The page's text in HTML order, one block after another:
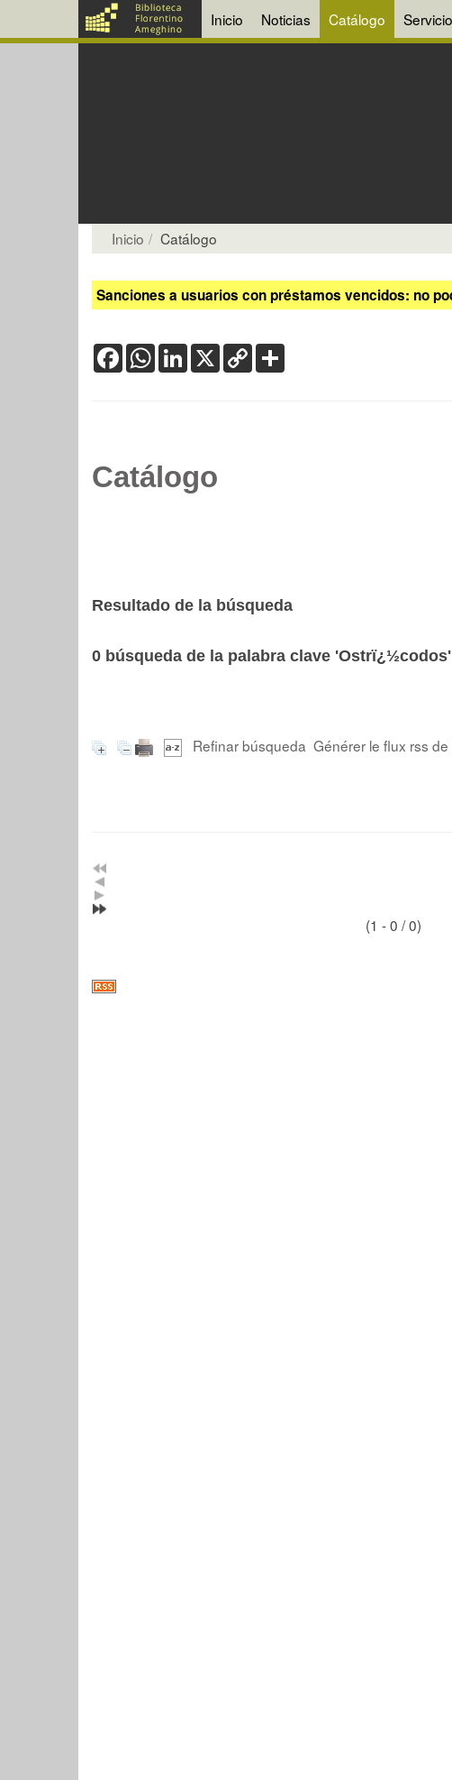
Inicio Noticias Catálogo
Inicio Catálogo
Sanciones a usuarios con préstamos vencidos: no
FacebookWhatsApp
LinkedIn
X Copy
Link
Catálogo
Resultado de la búsqueda
0 búsqueda de la palabra clave 'Ostrï¿½codos'
Refinar búsqueda Générer le flux rss
(1 - 0 / 0)